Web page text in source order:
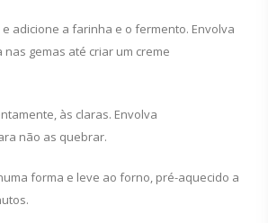
adicione a farinha e o fermento. Envolva
nas gemas até criar um creme
às claras. Envolva
não as quebrar.
forma e leve ao forno, pré-aquecido a